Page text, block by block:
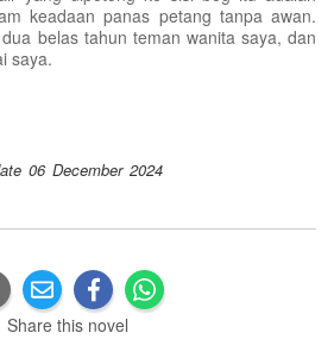
keadaan panas petang tanpa awan.
belas tahun teman wanita saya, dan
saya.
06 December 2024
Share this novel